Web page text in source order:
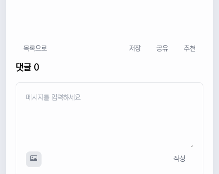
목록으로 저장 공유 추천
댓글 0
작성